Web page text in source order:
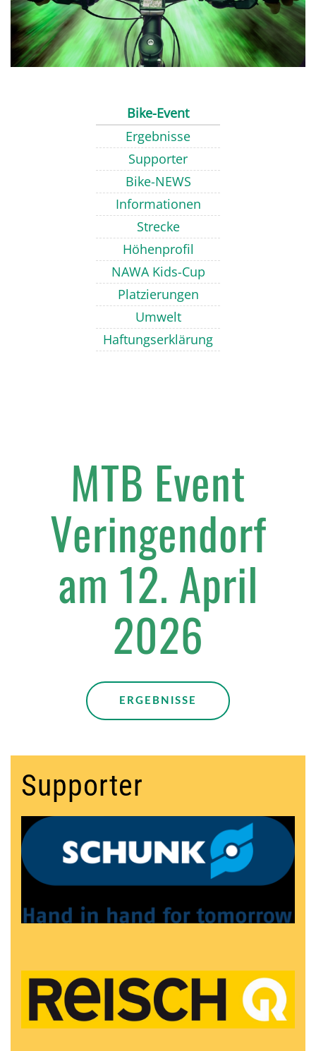
Bike-Event
Ergebnisse
Supporter
Bike-NEWS
Informationen
Strecke
Höhenprofil
NAWA Kids-Cup
Platzierungen
Umwelt
Haftungserklärung
MTB Event
Veringendorf
am 12. April
2026
ERGEBNISSE
Supporter